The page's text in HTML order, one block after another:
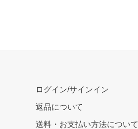
ログイン/サインイン
返品について
送料・お支払い方法について